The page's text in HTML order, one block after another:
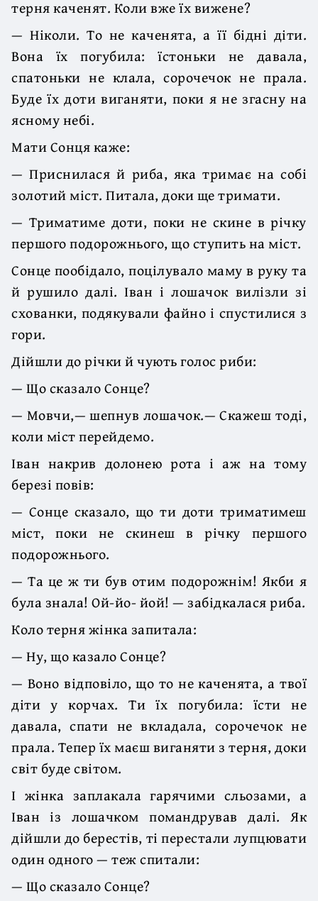
терня каченят. Коли вже їх вижене?
— Ніколи. То не каченята, а її бідні діти.
Вона їх погубила: їстоньки не давала,
спатоньки не клала, сорочечок не прала.
Буде їх доти виганяти, поки я не згасну на
ясному небі.
Мати Сонця каже:
— Приснилася й риба, яка тримає на собі
золотий міст. Питала, доки ще тримати.
— Триматиме доти, поки не скине в річку
першого подорожнього, що ступить на міст.
Сонце пообідало, поцілувало маму в руку та
й рушило далі. Іван і лошачок вилізли зі
схованки, подякували файно і спустилися з
гори.
Дійшли до річки й чують голос риби:
— Що сказало Сонце?
— Мовчи,— шепнув лошачок.— Скажеш тоді,
коли міст перейдемо.
Іван накрив долонею рота і аж на тому
березі повів:
— Сонце сказало, що ти доти триматимеш
міст, поки не скинеш в річку першого
подорожнього.
— Та це ж ти був отим подорожнім! Якби я
була знала! Ой-йо- йой! — забідкалася риба.
Коло терня жінка запитала:
— Ну, що казало Сонце?
— Воно відповіло, що то не каченята, а твої
діти у корчах. Ти їх погубила: їсти не
давала, спати не вкладала, сорочечок не
прала. Тепер їх маєш виганяти з терня, доки
світ буде світом.
І жінка заплакала гарячими сльозами, а
Іван із лошачком помандрував далі. Як
дійшли до берестів, ті перестали лупцювати
один одного — теж спитали:
— Що сказало Сонце?